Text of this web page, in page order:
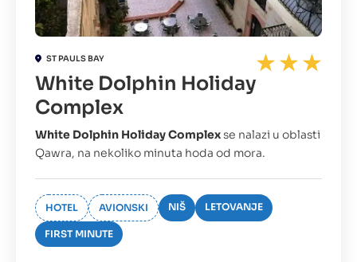
ST PAULS BAY
White Dolphin Holiday
Complex
White Dolphin Holiday Complexse nalazi u oblasti
Qawra, na nekoliko minuta hoda od mora.
HOTEL AVIONSKI NIŠ LETOVANJE
FIRST MINUTE